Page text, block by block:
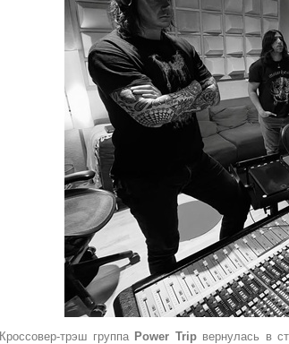
Кроссовер-трэш группа Power Trip вернулась в